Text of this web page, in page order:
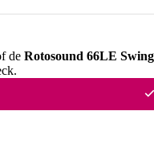
de Rotosound 66LE